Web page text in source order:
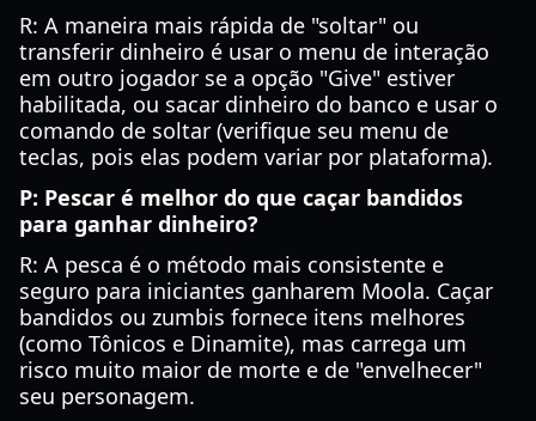
R: A maneira mais rápida de "soltar" ou
transferir dinheiro é usar o menu de interação
em outro jogador se a opção "Give" estiver
habilitada, ou sacar dinheiro do banco e usar o
comando de soltar (verifique seu menu de
teclas, pois elas podem variar por plataforma).
P: Pescar é melhor do que caçar bandidos
para ganhar dinheiro?
R: A pesca é o método mais consistente e
seguro para iniciantes ganharem Moola. Caçar
bandidos ou zumbis fornece itens melhores
(como Tônicos e Dinamite), mas carrega um
risco muito maior de morte e de "envelhecer"
seu personagem.